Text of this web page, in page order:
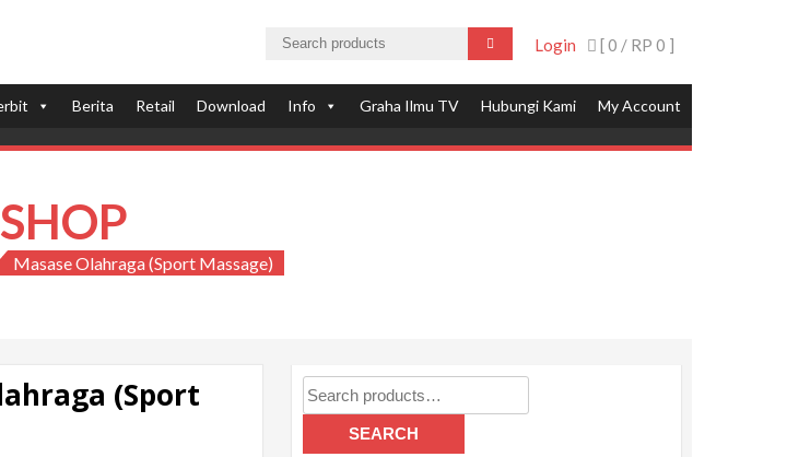
[ 0 / RP 0 ]
Login
Berita Retail Download Info Graha Ilmu TV Hubungi Kami My Account
SHOP
Masase Olahraga (Sport Massage)
(Sport
Search
for:
SEARCH